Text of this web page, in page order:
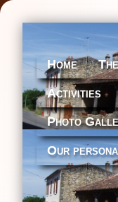
Home
Activities
Photo
Our